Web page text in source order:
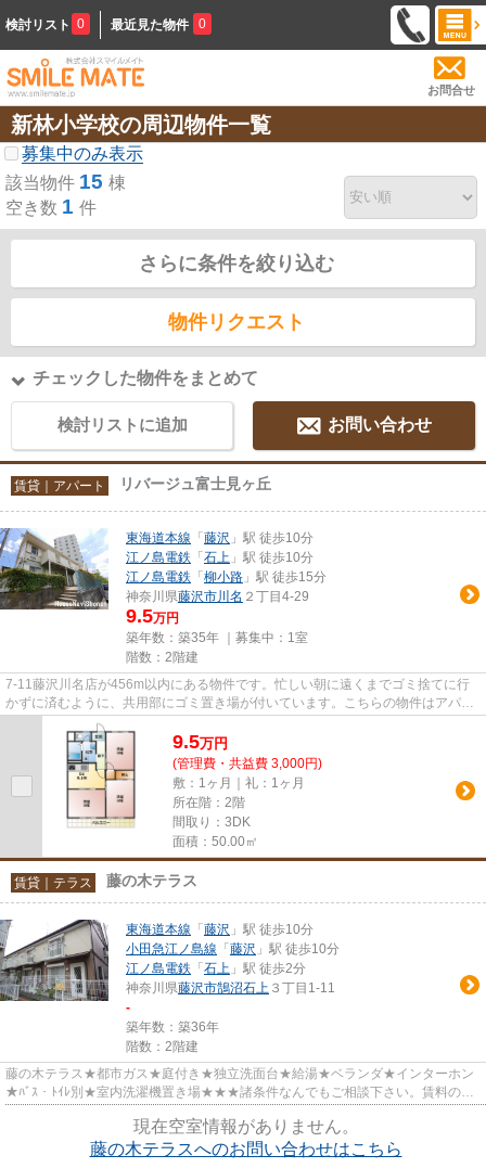
検討リスト 0 最近見た物件 0
お問合せ
新林小学校の周辺物件一覧
募集中のみ表示
該当物件 15 棟
空き数 1 件
さらに条件を絞り込む
物件リクエスト
チェックした物件をまとめて
検討リストに追加 お問い合わせ
賃貸｜アパート リバージュ富士見ヶ丘
東海道本線 「 藤沢 」駅 徒歩10分
江ノ島電鉄 「 石上 」駅 徒歩10分
江ノ島電鉄 「 柳小路 」駅 徒歩15分
神奈川県藤沢市川名 ２丁目4-29
9.5万円
築年数：築35年 ｜募集中： 1室
階数：2階建
7-11藤沢川名店が456m以内にある物件です。忙しい朝に遠くまでゴミ捨てに行
かずに済むように、共用部にゴミ置き場が付いています。こちらの物件はアパー
トです。風通しの良い物件は利...
9.5万円
(管理費・共益費 3,000円)
敷：1ヶ月｜礼：1ヶ月
所在階：2階
間取り：3DK
面積：50.00㎡
賃貸｜テラス 藤の木テラス
東海道本線 「 藤沢 」駅 徒歩10分
小田急江ノ島線 「 藤沢 」駅 徒歩10分
江ノ島電鉄 「 石上 」駅 徒歩2分
神奈川県藤沢市鵠沼石上 ３丁目1-11
-
築年数：築36年
階数：2階建
藤の木テラス★都市ガス★庭付き★独立洗面台★給湯★ベランダ★インターホン
★ﾊﾞｽ・ﾄｲﾚ別★室内洗濯機置き場★★★諸条件なんでもご相談下さい。賃料の交
現在空室情報がありません。
藤の木テラスへのお問い合わせはこちら